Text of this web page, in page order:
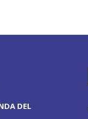
DEL